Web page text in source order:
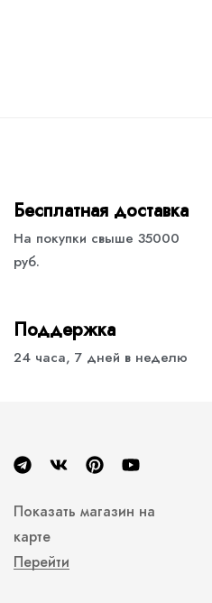
Бесплатная доставка
На покупки свыше 35000
руб.
Поддержка
24 часа, 7 дней в неделю
Показать магазин на
карте
Перейти